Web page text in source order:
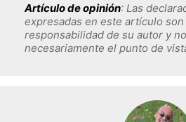
Artículo de opinión: Las
expresadas en este artículo
responsabilidad de su autor y
necesariamente el punto de